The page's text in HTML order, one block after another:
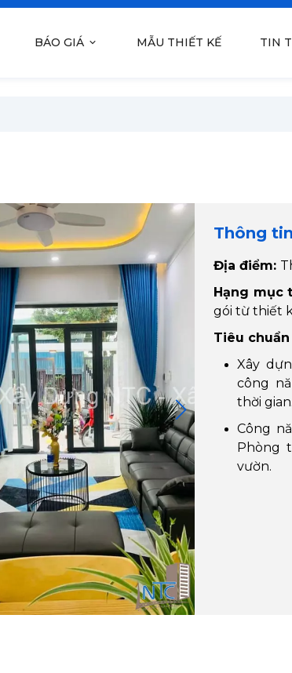
BÁO GIÁ MẪU THIẾT KẾ TIN
Thông
Địa điểm:
Hạng mục
gói từ thiết
Tiêu
Xây
công
thời gian.
Công
Phòng
vườn.